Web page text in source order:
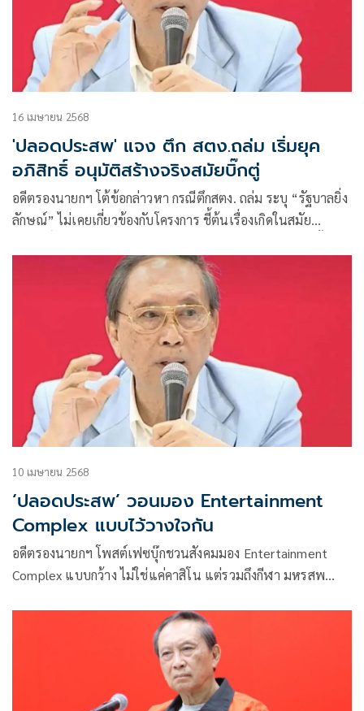
16 เมษายน 2568
'ปลอดประสพ' แจง ตึก สตง.ถล่ม เริ่มยุค
อภิสิทธิ์ อนุมัติสร้างจริงสมัยบิ๊กตู่
อดีตรองนายกฯ โต้ข้อกล่าวหา กรณีตึกสตง. ถล่ม ระบุ “รัฐบาลยิ่ง
ลักษณ์” ไม่เคยเกี่ยวข้องกับโครงการ ชี้ต้นเรื่องเกิดในสมัย
สงสัยถึงการอนุมัติปรับแปลน ย้ายโครงสร้างหลักอาคาร อาจเป็น
ชนวนเหตุสู่โศกนาฏกรรม
10 เมษายน 2568
‘ปลอดประสพ’ วอนมอง Entertainment
Complex แบบไว้วางใจกัน
อดีตรองนายกฯ โพสต์เฟซบุ๊กชวนสังคมมอง Entertainment
Complex แบบกว้าง ไม่ใช่แค่คาสิโน แต่รวมถึงกีฬา มหรสพ
บ้านเพราะมองแบบไม่ไว้วางใจกัน